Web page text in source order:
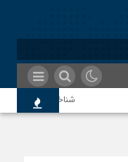
شناختیک| ۸۶ درصد مهاجران حامی ایران در جنگ؛ ۷۵ درصد مهاجران دولت چهاردهم را خیرخواه خود نمی‌دانند